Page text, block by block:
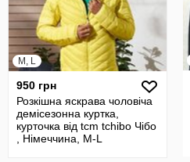
M, L
950 грн
Розкішна яскрава чоловіча
демісезонна куртка,
курточка від tcm tchibo Чібо
, Німеччина, M-L